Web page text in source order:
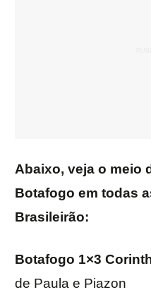
Abaixo, veja o meio
Botafogo em todas
Brasileirão:
Botafogo 1×3
de Paula e Piazon